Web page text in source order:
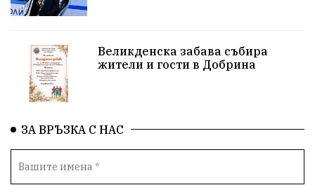
Райско кътче
XXIX НК „Светослав Обретенов“ Млади таланти
Великденска забава
Великденска забава събира
жители и гости в Добрина
ЗА ВРЪЗКА С НАС